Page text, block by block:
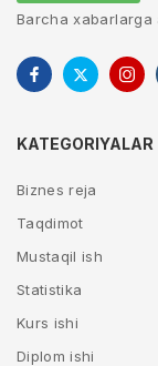
Barcha xabarlarga
KATEGORIYALAR
Biznes reja
Taqdimot
Mustaqil ish
Statistika
Kurs ishi
Diplom ishi